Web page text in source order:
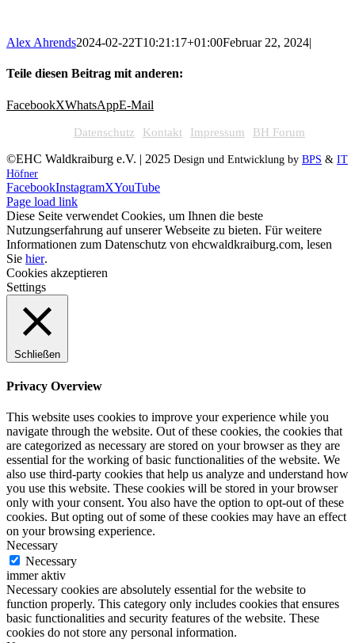
Alex Ahrends2024-02-22T10:21:17+01:00Februar 22, 2024|
Teile diesen Beitrag mit anderen:
FacebookXWhatsAppE-Mail
Datenschutz Kontakt Impressum BH Forum
©EHC Waldkraiburg e.V. | 2025 Design und Entwicklung by BPS & IT
Höfner
FacebookInstagramXYouTube
Page load link
Diese Seite verwendet Cookies, um Ihnen die beste
Nutzungserfahrung auf unserer Webseite zu bieten. Für weitere
Informationen zum Datenschutz von ehcwaldkraiburg.com, lesen
Sie hier.
Cookies akzeptieren
Settings
Schließen
Privacy Overview
This website uses cookies to improve your experience while you
navigate through the website. Out of these cookies, the cookies that
are categorized as necessary are stored on your browser as they are
essential for the working of basic functionalities of the website. We
also use third-party cookies that help us analyze and understand how
you use this website. These cookies will be stored in your browser
only with your consent. You also have the option to opt-out of these
cookies. But opting out of some of these cookies may have an effect
on your browsing experience.
Necessary
Necessary
immer aktiv
Necessary cookies are absolutely essential for the website to
function properly. This category only includes cookies that ensures
basic functionalities and security features of the website. These
cookies do not store any personal information.